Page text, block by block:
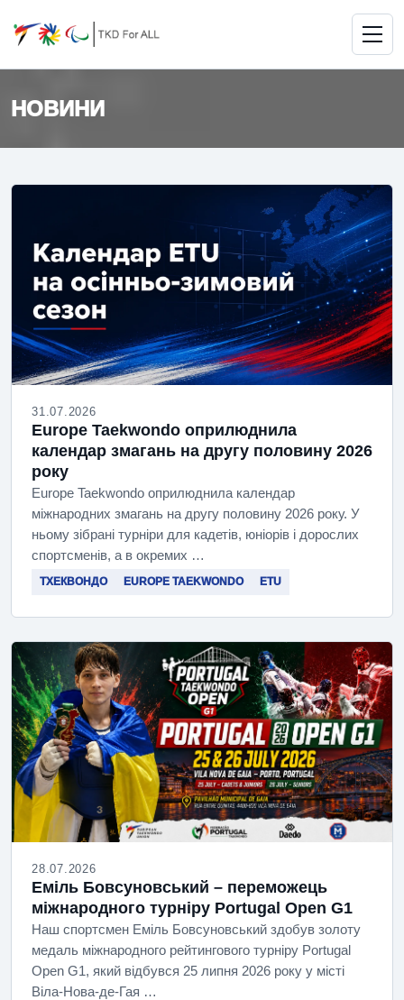
НОВИНИ
31.07.2026
Europe Taekwondo оприлюднила
календар змагань на другу половину 2026
року
Europe Taekwondo оприлюднила календар
міжнародних змагань на другу половину 2026 року. У
ньому зібрані турніри для кадетів, юніорів і дорослих
спортсменів, а в окремих …
ТХЕКВОНДО EUROPE TAEKWONDO ETU
28.07.2026
Еміль Бовсуновський – переможець
міжнародного турніру Portugal Open G1
Наш спортсмен Еміль Бовсуновський здобув золоту
медаль міжнародного рейтингового турніру Portugal
Open G1, який відбувся 25 липня 2026 року у місті
Віла-Нова-де-Гая …